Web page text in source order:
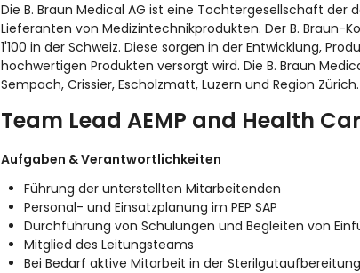
Die B. Braun Medical AG ist eine Tochtergesellschaft der
Lieferanten von Medizintechnikprodukten. Der B. Braun-
1'100 in der Schweiz. Diese sorgen in der Entwicklung,
hochwertigen Produkten versorgt wird. Die B. Braun
Sempach, Crissier, Escholzmatt, Luzern und Region
Team Lead AEMP and Health
Aufgaben & Verantwortlichkeiten
Führung der unterstellten Mitarbeitenden
Personal- und Einsatzplanung im PEP SAP
Durchführung von Schulungen und Begleiten von
Mitglied des Leitungsteams
Bei Bedarf aktive Mitarbeit in der Sterilgutaufbereitung